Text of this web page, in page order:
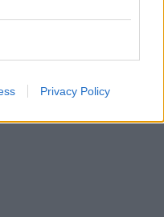
Privacy Policy
piattaforma di
accetti che le
a Mailchimp per
momento